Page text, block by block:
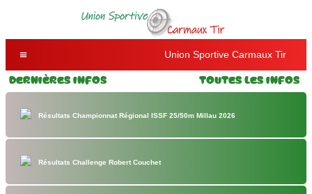
Union Sportive Carmaux Tir
Dernières Infos Toutes les Infos
Résultats Championnat Régional ISSF 25/50m Millau 2026
Résultats Challenge Robert Couchet